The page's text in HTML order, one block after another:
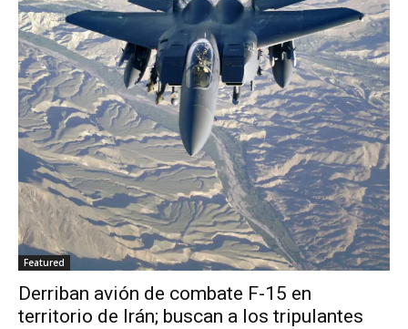
Featured
Derriban avión de combate F-15 en
territorio de Irán; buscan a los tripulantes